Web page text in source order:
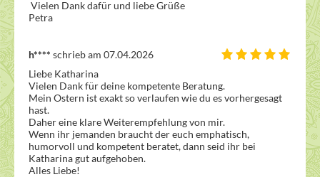
Petra
h**** schrieb am 07.04.2026
Liebe Katharina
Vielen Dank für deine kompetente Beratung.
Mein Ostern ist exakt so verlaufen wie du es vorhergesagt
hast.
Daher eine klare Weiterempfehlung von mir.
Wenn ihr jemanden braucht der euch emphatisch,
humorvoll und kompetent beratet, dann seid ihr bei
Katharina gut aufgehoben.
Alles Liebe!